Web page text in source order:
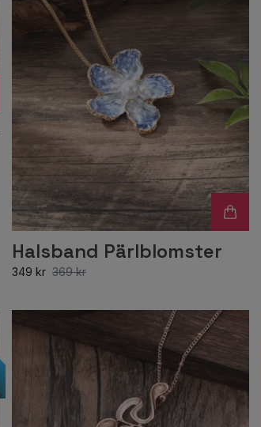
Halsband Pärlblomster
349 kr 369 kr